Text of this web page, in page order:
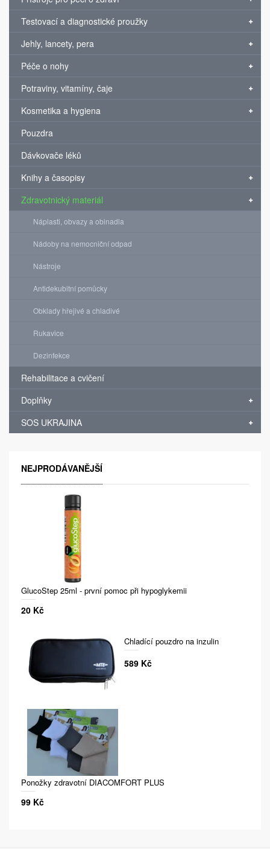
Testovací a diagnostické proužky
Jehly, lancety, pera
Péče o nohy
Potraviny, vitamíny, čaje
Kosmetika a hygiena
Pouzdra
Dávkovače léků
Knihy a časopisy
Zdravotnický materiál
Náplasti, obvazy a obinadla
Nádoby na nemocniční odpad
Nástroje
Antidekubitní pomůcky
Obklady hřejivé a chladivé
Rukavice
Dezinfekce
Rehabilitace a cvičení
Doplňky
SOS UKRAJINA
NEJPRODÁVANĚJŠÍ
GlucoStep 25ml - první pomoc při hypoglykemii
20 Kč
Chladící pouzdro na inzulin
589 Kč
Ponožky zdravotní DIACOMFORT PLUS
99 Kč